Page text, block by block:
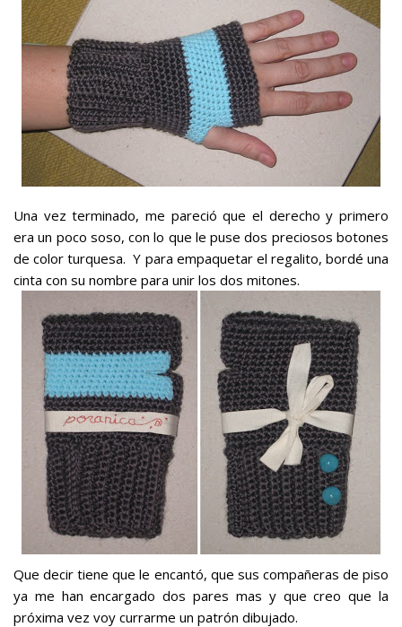
Una vez terminado, me pareció que el derecho y primero
era un poco soso, con lo que le puse dos preciosos botones
de color turquesa. Y para empaquetar el regalito, bordé una
cinta con su nombre para unir los dos mitones.
Que decir tiene que le encantó, que sus compañeras de piso
ya me han encargado dos pares mas y que creo que la
próxima vez voy currarme un patrón dibujado.